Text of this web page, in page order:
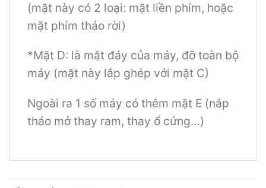
(mặt này có 2 loại: mặt liền phím, hoặc
mặt phím tháo rời)
*Mặt D: là mặt đáy của máy, đỡ toàn bộ
máy (mặt này lắp ghép với mặt C)
Ngoài ra 1 số máy có thêm mặt E (nắp
tháo mở thay ram, thay ổ cứng…)